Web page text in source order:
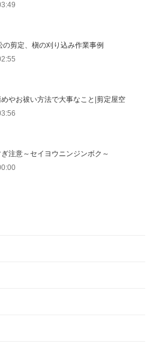
の剪定、槇の刈り込み作業事例
やお祓い方法で大事なこと|剪定屋空
注意～セイヨウニンジンボク～